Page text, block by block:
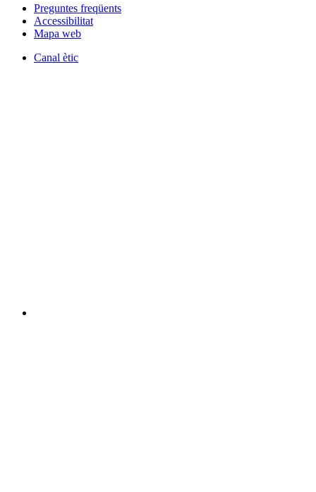
Preguntes freqüents
Accessibilitat
Mapa web
Canal ètic